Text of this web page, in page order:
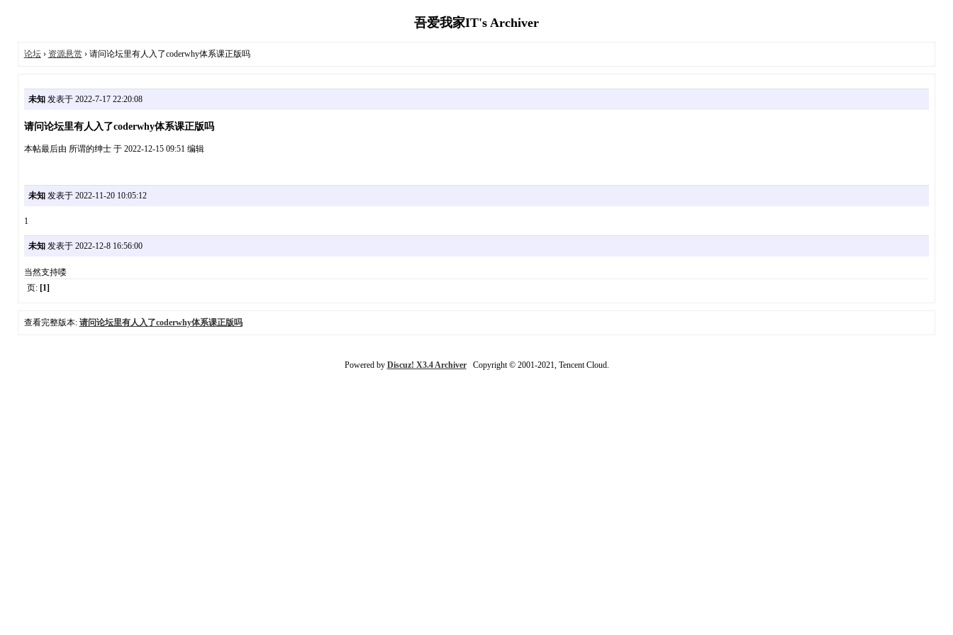
吾爱我家IT's Archiver
论坛› 资源悬赏› 请问论坛里有人入了coderwhy体系课正版吗
未知发表于 2022-7-17 22:20:08
请问论坛里有人入了coderwhy体系课正版吗
本帖最后由 所谓的绅士 于 2022-12-15 09:51 编辑
未知发表于 2022-11-20 10:05:12
1
未知发表于 2022-12-8 16:56:00
当然支持喽
页: [1]
查看完整版本: 请问论坛里有人入了coderwhy体系课正版吗
Powered by Discuz! X3.4 ArchiverCopyright © 2001-2021, Tencent Cloud.